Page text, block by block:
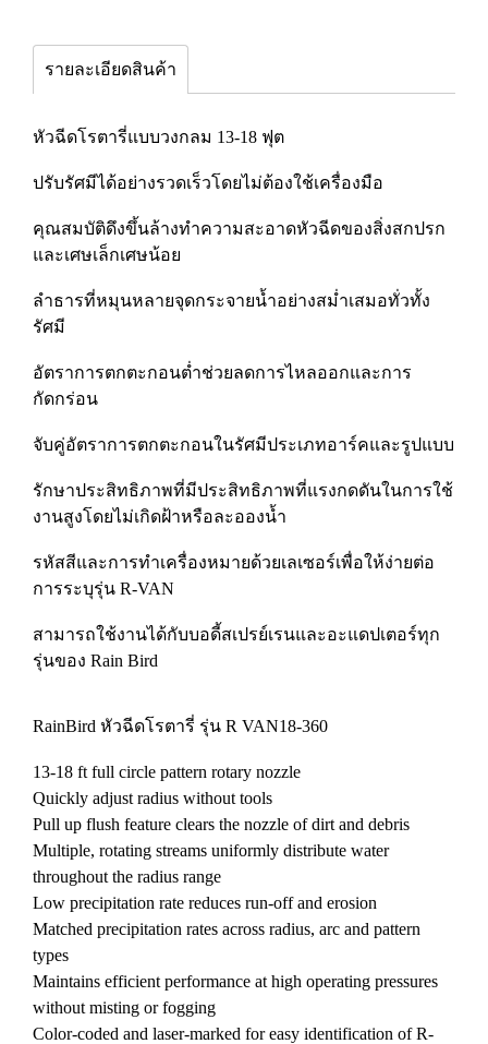
รายละเอียดสินค้า
หัวฉีดโรตารี่แบบวงกลม 13-18 ฟุต
ปรับรัศมีได้อย่างรวดเร็วโดยไม่ต้องใช้เครื่องมือ
คุณสมบัติดึงขึ้นล้างทำความสะอาดหัวฉีดของสิ่งสกปรก
และเศษเล็กเศษน้อย
ลำธารที่หมุนหลายจุดกระจายน้ำอย่างสม่ำเสมอทั่วทั้ง
รัศมี
อัตราการตกตะกอนต่ำช่วยลดการไหลออกและการ
กัดกร่อน
จับคู่อัตราการตกตะกอนในรัศมีประเภทอาร์คและรูปแบบ
รักษาประสิทธิภาพที่มีประสิทธิภาพที่แรงกดดันในการใช้
งานสูงโดยไม่เกิดฝ้าหรือละอองน้ำ
รหัสสีและการทำเครื่องหมายด้วยเลเซอร์เพื่อให้ง่ายต่อ
การระบุรุ่น R-VAN
สามารถใช้งานได้กับบอดี้สเปรย์เรนและอะแดปเตอร์ทุก
รุ่นของ Rain Bird
RainBird หัวฉีดโรตารี่ รุ่น R VAN18-360
13-18 ft full circle pattern rotary nozzle
Quickly adjust radius without tools
Pull up flush feature clears the nozzle of dirt and debris
Multiple, rotating streams uniformly distribute water
throughout the radius range
Low precipitation rate reduces run-off and erosion
Matched precipitation rates across radius, arc and pattern
types
Maintains efficient performance at high operating pressures
without misting or fogging
Color-coded and laser-marked for easy identification of R-